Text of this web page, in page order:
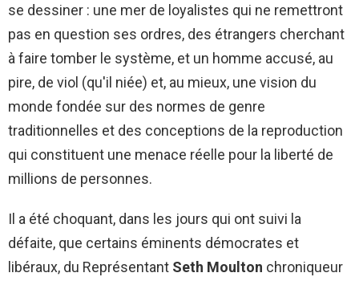
se dessiner : une mer de loyalistes qui ne remettront
pas en question ses ordres, des étrangers cherchant
à faire tomber le système, et un homme accusé, au
pire, de viol (qu'il niée) et, au mieux, une vision du
monde fondée sur des normes de genre
traditionnelles et des conceptions de la reproduction
qui constituent une menace réelle pour la liberté de
millions de personnes.
Il a été choquant, dans les jours qui ont suivi la
défaite, que certains éminents démocrates et
libéraux, du Représentant Seth Moulton chroniqueur